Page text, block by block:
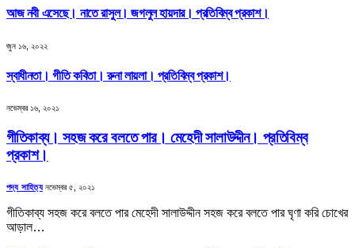
আজ নবী এসেছে। নাতে রাসুল। জগলুল হায়দার। প্রতিবিম্ব প্রকাশ।
জুন ১৬, ২০২২
স্বাধীনতা। গীতি কবিতা। রুনা লায়লা। প্রতিবিম্ব প্রকাশ।
নভেম্বর ১৬, ২০২১
গীতিকাব্য। সহজ করে বলতে পার। মেহেদী সালাউদ্দীন। প্রতিবিম্ব
প্রকাশ।
পদ্য সাহিত্য নভেম্বর ৫, ২০২১
গীতিকাব্য সহজ করে বলতে পার মেহেদী সালাউদ্দীন সহজ করে বলতে পার ঘৃণা করি চোখের
আড়াল…